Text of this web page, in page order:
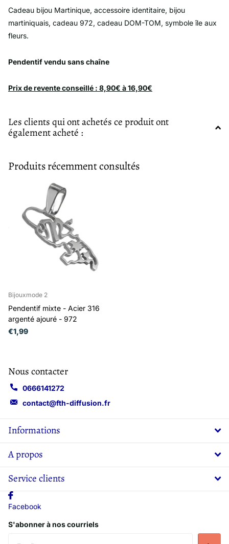
Cadeau bijou Martinique, accessoire identitaire, bijou
martiniquais, cadeau 972, cadeau DOM-TOM, symbole île aux
fleurs.
Pendentif vendu sans chaîne
Prix de revente conseillé : 8,90€ à 16,90€
Les clients qui ont achetés ce produit ont
également acheté :
Produits récemment consultés
Bijouxmode 2
Pendentif mixte - Acier 316
argenté ajouré - 972
€1,99
Informations
A propos
Service clients
Nous contacter
0666141272
contact@fth-diffusion.fr
Facebook
S'abonner à nos courriels